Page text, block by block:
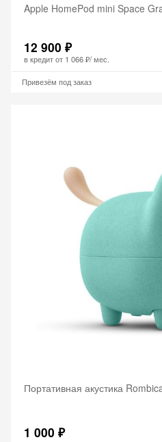
Apple HomePod mini Space
12 900 ₽
в кредит от 1 066 ₽/ мес.
Привезём под заказ
Портативная акустика
1 000 ₽